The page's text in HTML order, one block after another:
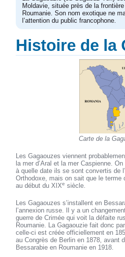
Moldavie, située près de la
Roumanie. Son nom exotique ne
l’attention du public francophone.
Histoire de la
Carte de la
Les Gagaouzes viennent
la mer d’Aral et la mer Caspienne.
à quelle date ils se sont convertis de
Orthodoxe, mais on sait que le terme
au début du XIXe siècle.
Les Gagaouzes s’installent en
l’annexion russe. Il y a un
guerre de Crimée qui voit la défaite
Roumanie. La Gagaouzie fait donc
celle-ci est créée officiellement en
au Congrès de Berlin en 1878, avant
Bessarabie en Roumanie en 1918.